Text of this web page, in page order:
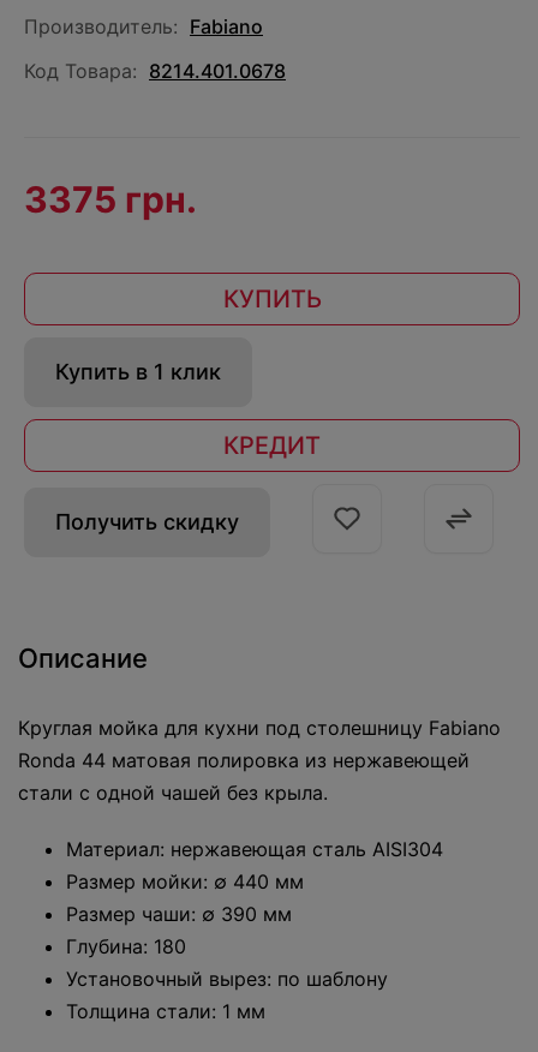
Производитель: Fabiano
Код Товара: 8214.401.0678
3375 грн.
КУПИТЬ
Купить в 1 клик
КРЕДИТ
Получить скидку
Описание
Круглая мойка для кухни под столешницу Fabiano
Ronda 44 матовая полировка из нержавеющей
стали с одной чашей без крыла.
Материал: нержавеющая сталь AISI304
Размер мойки: ∅ 440 мм
Размер чаши: ∅ 390 мм
Глубина: 180
Установочный вырез: по шаблону
Толщина стали: 1 мм